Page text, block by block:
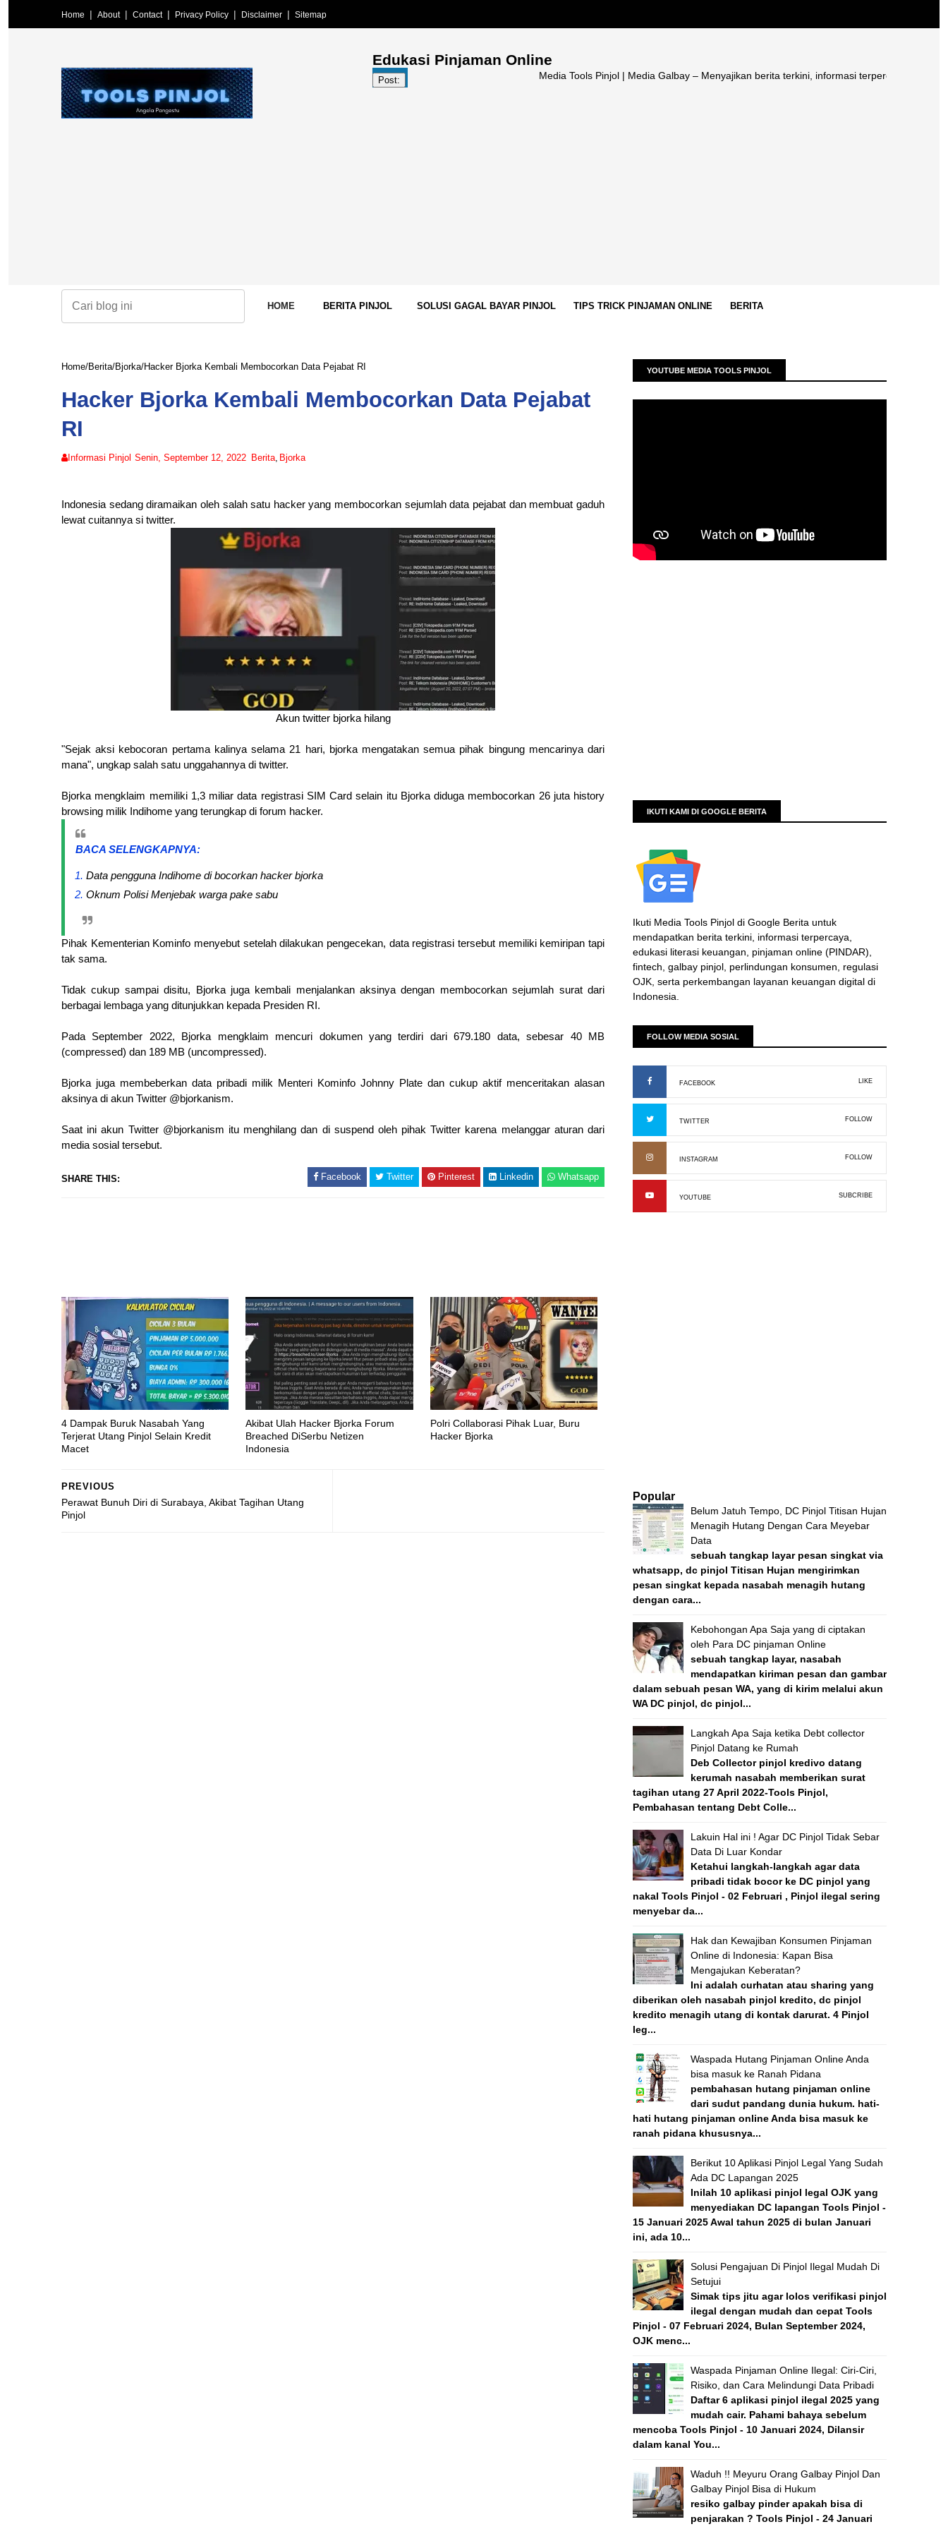
Home About Contact Privacy Policy Disclaimer Sitemap
Edukasi Pinjaman Online
Post: Media Tools Pinjol | Media Galbay – Menyajikan berita terkini, informasi terpercaya, edukasi
HOME BERITA PINJOL SOLUSI GAGAL BAYAR PINJOL TIPS TRICK PINJAMAN ONLINE BERITA
Home/Berita/Bjorka/Hacker Bjorka Kembali Membocorkan Data Pejabat RI
Hacker Bjorka Kembali Membocorkan Data Pejabat
RI
Informasi Pinjol Senin, September 12, 2022 Berita, Bjorka
Indonesia sedang diramaikan oleh salah satu hacker yang membocorkan sejumlah data pejabat dan membuat gaduh
lewat cuitannya si twitter.
Akun twitter bjorka hilang
"Sejak aksi kebocoran pertama kalinya selama 21 hari, bjorka mengatakan semua pihak bingung mencarinya dari
mana", ungkap salah satu unggahannya di twitter.
Bjorka mengklaim memiliki 1,3 miliar data registrasi SIM Card selain itu Bjorka diduga membocorkan 26 juta history
browsing milik Indihome yang terungkap di forum hacker.
BACA SELENGKAPNYA:
Data pengguna Indihome di bocorkan hacker bjorka
Oknum Polisi Menjebak warga pake sabu
Pihak Kementerian Kominfo menyebut setelah dilakukan pengecekan, data registrasi tersebut memiliki kemiripan tapi
tak sama.
Tidak cukup sampai disitu, Bjorka juga kembali menjalankan aksinya dengan membocorkan sejumlah surat dari
berbagai lembaga yang ditunjukkan kepada Presiden RI.
Pada September 2022, Bjorka mengklaim mencuri dokumen yang terdiri dari 679.180 data, sebesar 40 MB
(compressed) dan 189 MB (uncompressed).
Bjorka juga membeberkan data pribadi milik Menteri Kominfo Johnny Plate dan cukup aktif menceritakan alasan
aksinya di akun Twitter @bjorkanism.
Saat ini akun Twitter @bjorkanism itu menghilang dan di suspend oleh pihak Twitter karena melanggar aturan dari
media sosial tersebut.
SHARE THIS: Facebook Twitter Pinterest Linkedin Whatsapp
4 Dampak Buruk Nasabah Yang
Terjerat Utang Pinjol Selain Kredit
Macet
Akibat Ulah Hacker Bjorka Forum
Breached DiSerbu Netizen
Indonesia
Polri Collaborasi Pihak Luar, Buru
Hacker Bjorka
PREVIOUS
Perawat Bunuh Diri di Surabaya, Akibat Tagihan Utang
Pinjol
YOUTUBE MEDIA TOOLS PINJOL
IKUTI KAMI DI GOOGLE BERITA
Ikuti Media Tools Pinjol di Google Berita untuk
mendapatkan berita terkini, informasi terpercaya,
edukasi literasi keuangan, pinjaman online (PINDAR),
fintech, galbay pinjol, perlindungan konsumen, regulasi
OJK, serta perkembangan layanan keuangan digital di
Indonesia.
FOLLOW MEDIA SOSIAL
FACEBOOK LIKE
TWITTER FOLLOW
INSTAGRAM FOLLOW
YOUTUBE SUBCRIBE
Popular
Belum Jatuh Tempo, DC Pinjol Titisan Hujan
Menagih Hutang Dengan Cara Meyebar
Data
sebuah tangkap layar pesan singkat via
whatsapp, dc pinjol Titisan Hujan mengirimkan
pesan singkat kepada nasabah menagih hutang
dengan cara...
Kebohongan Apa Saja yang di ciptakan
oleh Para DC pinjaman Online
sebuah tangkap layar, nasabah
mendapatkan kiriman pesan dan gambar
dalam sebuah pesan WA, yang di kirim melalui akun
WA DC pinjol, dc pinjol...
Langkah Apa Saja ketika Debt collector
Pinjol Datang ke Rumah
Deb Collector pinjol kredivo datang
kerumah nasabah memberikan surat
tagihan utang 27 April 2022-Tools Pinjol,
Pembahasan tentang Debt Colle...
Lakuin Hal ini ! Agar DC Pinjol Tidak Sebar
Data Di Luar Kondar
Ketahui langkah-langkah agar data
pribadi tidak bocor ke DC pinjol yang
nakal Tools Pinjol - 02 Februari , Pinjol ilegal sering
menyebar da...
Hak dan Kewajiban Konsumen Pinjaman
Online di Indonesia: Kapan Bisa
Mengajukan Keberatan?
Ini adalah curhatan atau sharing yang
diberikan oleh nasabah pinjol kredito, dc pinjol
kredito menagih utang di kontak darurat. 4 Pinjol
leg...
Waspada Hutang Pinjaman Online Anda
bisa masuk ke Ranah Pidana
pembahasan hutang pinjaman online
dari sudut pandang dunia hukum. hati-
hati hutang pinjaman online Anda bisa masuk ke
ranah pidana khususnya...
Berikut 10 Aplikasi Pinjol Legal Yang Sudah
Ada DC Lapangan 2025
Inilah 10 aplikasi pinjol legal OJK yang
menyediakan DC lapangan Tools Pinjol -
15 Januari 2025 Awal tahun 2025 di bulan Januari
ini, ada 10...
Solusi Pengajuan Di Pinjol Ilegal Mudah Di
Setujui
Simak tips jitu agar lolos verifikasi pinjol
ilegal dengan mudah dan cepat Tools
Pinjol - 07 Februari 2024, Bulan September 2024,
OJK menc...
Waspada Pinjaman Online Ilegal: Ciri-Ciri,
Risiko, dan Cara Melindungi Data Pribadi
Daftar 6 aplikasi pinjol ilegal 2025 yang
mudah cair. Pahami bahaya sebelum
mencoba Tools Pinjol - 10 Januari 2024, Dilansir
dalam kanal You...
Waduh !! Meyuru Orang Galbay Pinjol Dan
Galbay Pinjol Bisa di Hukum
resiko galbay pinder apakah bisa di
penjarakan ? Tools Pinjol - 24 Januari